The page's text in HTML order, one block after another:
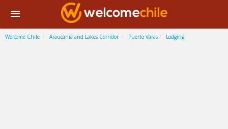
Welcome Chile Araucania and Lakes Corridor Puerto Varas Lodging